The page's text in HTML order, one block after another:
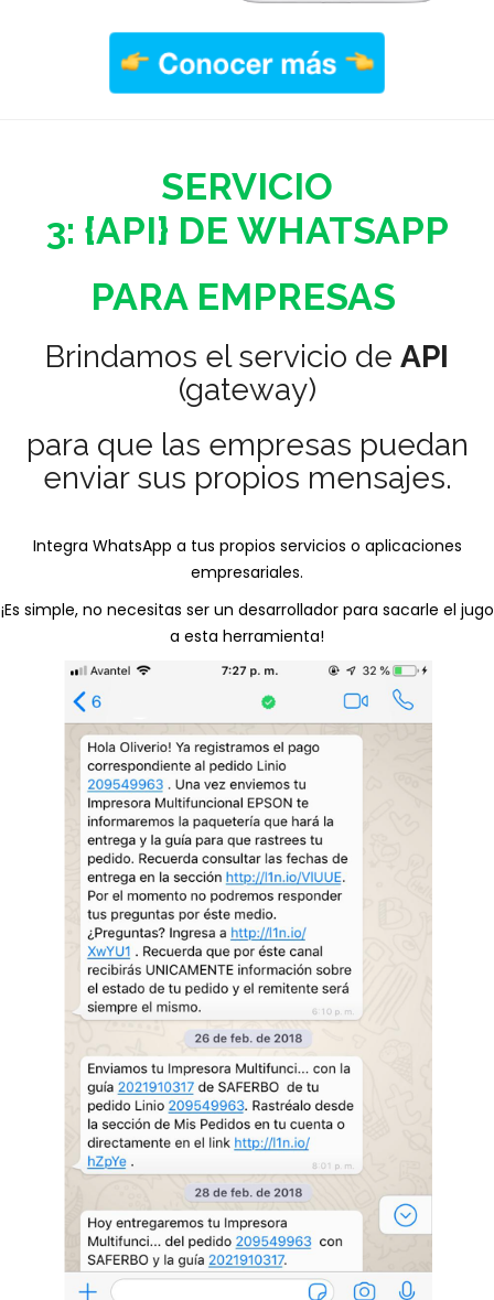
SERVICIO
3: {API} DE WHATSAPP
PARA EMPRESAS
Brindamos el servicio de API
(gateway)
para que las empresas puedan
enviar sus propios mensajes.
Integra WhatsApp a tus propios servicios o aplicaciones
empresariales.
¡Es simple, no necesitas ser un desarrollador para sacarle el jugo
a esta herramienta!